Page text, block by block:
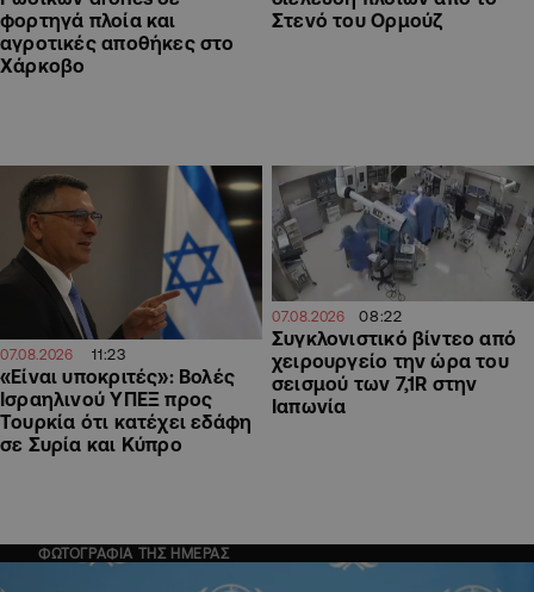
φορτηγά πλοία και
αγροτικές αποθήκες στο
Χάρκοβο
Στενό του Ορμούζ
07.08.2026 11:23
«Είναι υποκριτές»: Βολές
Ισραηλινού ΥΠΕΞ προς
Τουρκία ότι κατέχει εδάφη
σε Συρία και Κύπρο
07.08.2026 08:22
Συγκλονιστικό βίντεο από
χειρουργείο την ώρα του
σεισμού των 7,1R στην
Ιαπωνία
ΦΩΤΟΓΡΑΦΙΑ ΤΗΣ ΗΜΕΡΑΣ